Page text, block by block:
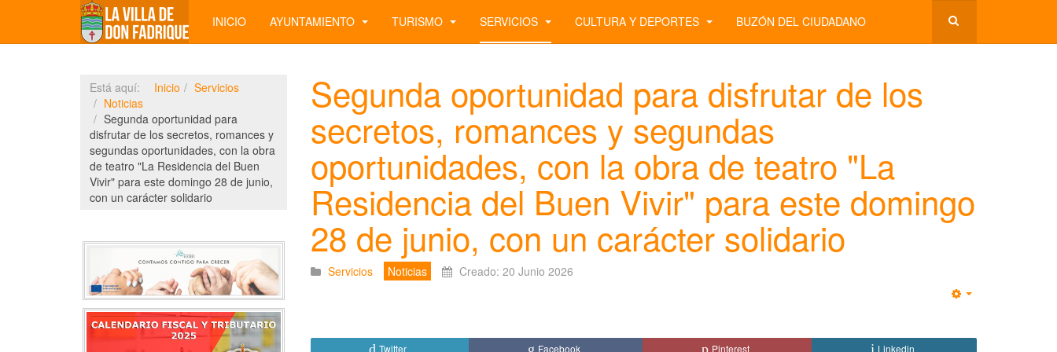
INICIO AYUNTAMIENTO TURISMO SERVICIOS CULTURA Y DEPORTES BUZÓN DEL CIUDADANO
Segunda oportunidad para disfrutar de los
secretos, romances y segundas
oportunidades, con la obra de teatro "La
Residencia del Buen Vivir" para este domingo
28 de junio, con un carácter solidario
Servicios Noticias Creado: 20 Junio 2026
Twitter Facebook Pinterest Linkedin
Está aquí: Inicio
Servicios
Noticias
Segunda oportunidad para
disfrutar de los secretos, romances y
segundas oportunidades, con la obra
de teatro "La Residencia del Buen
Vivir" para este domingo 28 de junio,
con un carácter solidario